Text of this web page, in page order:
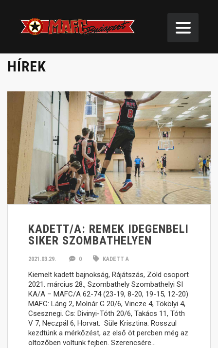
HÍREK
KADETT/A: REMEK IDEGENBELI
SIKER SZOMBATHELYEN
2021.03.29. 0 KADETT A
Kiemelt kadett bajnokság, Rájátszás, Zöld csoport
2021. március 28., Szombathely Szombathelyi SI
KA/A – MAFC/A 62-74 (23-19, 8-20, 19-15, 12-20)
MAFC: Láng 2, Molnár G 20/6, Vincze 4, Tökölyi 4,
Csesznegi. Cs: Divinyi-Tóth 20/6, Takács 11, Tóth
V 7, Neczpál 6, Horvat. Süle Krisztina: Rosszul
kezdtünk a mérkőzést, az első öt percben még az
öltözőben voltunk fejben. Szerencsére…